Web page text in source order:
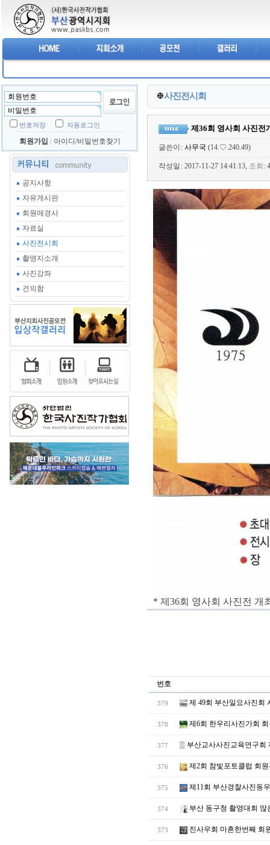
번호저장 자동로그인
회원가입 아이디/비밀번호찾기
공지사항
자유게시판
회원애경사
자료실
사진전시회
촬영지소개
사진강좌
건의함
사진전시회
제36회 영사회 사진전
글쓴이 : 사무국 (14.♡.240.49)
작성일 : 2017-11-27 14:41:13, 조회 :
* 제36회 영사회 사진전 개
번호
379 제 49회 부산일요사진회
378 제6회 한우리사진가회
377 ▒ 부산교사사진교육연구회
376 제2회 참빛포토클럽 회원
375 제11회 부산경찰사진동
374 부산 동구청 촬영대회 많
373 진사우회 마흔한번째 회